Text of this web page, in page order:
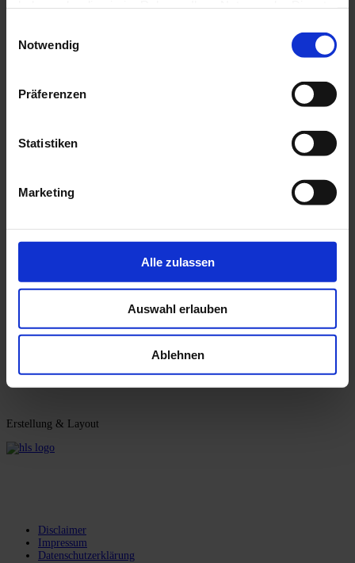
Notwendig
Präferenzen
Statistiken
Marketing
Alle zulassen
Auswahl erlauben
Ablehnen
IMPRESSUM
Matthias Högerle
Telefon: 08431-4359564
m.hoegerle@mh-systemgastro.de
Umsatzsteuer-ID: DE 22 909 66 16
Erstellung & Layout
Disclaimer
Impressum
Datenschutzerklärung